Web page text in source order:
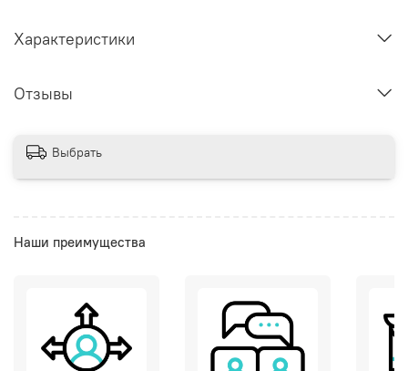
Характеристики
Отзывы
Выбрать
Наши преимущества